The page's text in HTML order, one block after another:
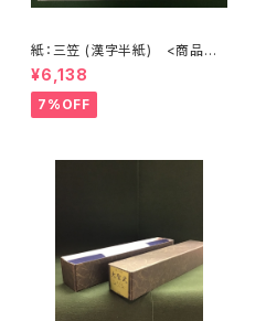
紙：三笠 (漢字半紙) <商品番
号1202>
¥6,138
7%OFF